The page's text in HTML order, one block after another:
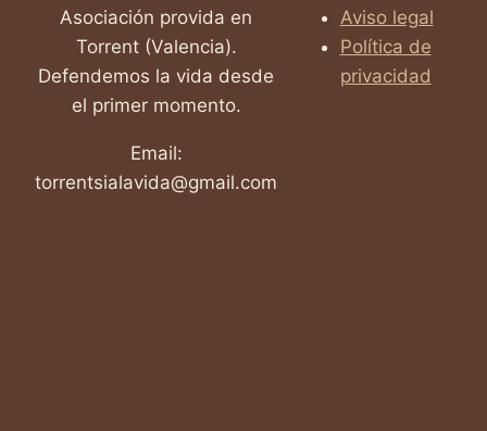
Asociación provida en
Torrent (Valencia).
Defendemos la vida desde
el primer momento.
Email:
torrentsialavida@gmail.com
Aviso legal
Política de
privacidad